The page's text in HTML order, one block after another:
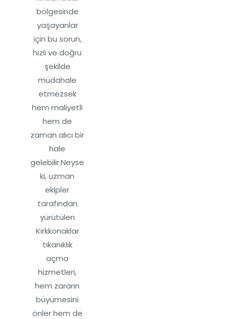
bölgesinde
yaşayanlar
için bu sorun,
hızlı ve doğru
şekilde
müdahale
etmezsek
hem maliyetli
hem de
zaman alıcı bir
hale
gelebilir.Neyse
ki, uzman
ekipler
tarafından
yürütülen
Kırkkonaklar
tıkanıklık
açma
hizmetleri,
hem zararın
büyümesini
önler hem de